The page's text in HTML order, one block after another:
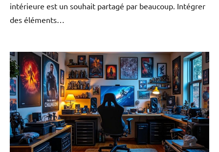
intérieure est un souhait partagé par beaucoup. Intégrer
des éléments…